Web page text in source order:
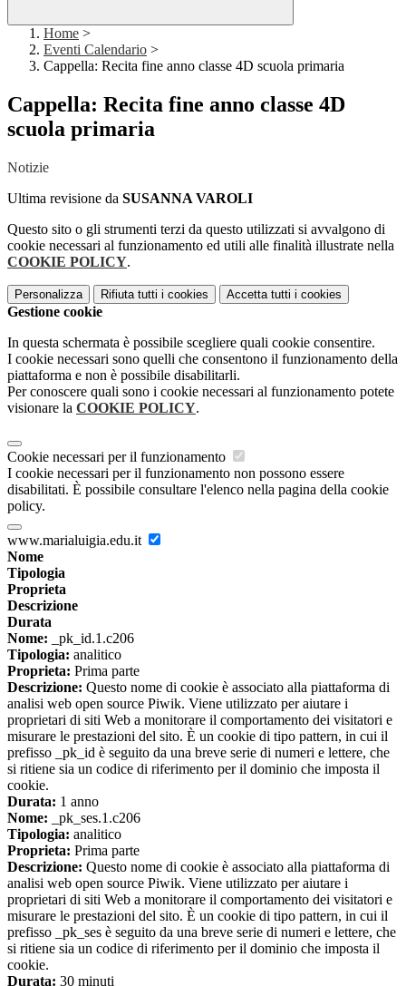
Home >
Eventi Calendario >
Cappella: Recita fine anno classe 4D scuola primaria
Cappella: Recita fine anno classe 4D
scuola primaria
Notizie
Ultima revisione da SUSANNA VAROLI
Questo sito o gli strumenti terzi da questo utilizzati si avvalgono di
cookie necessari al funzionamento ed utili alle finalità illustrate nella
COOKIE POLICY.
Personalizza Rifiuta tutti i cookies Accetta tutti i cookies
Gestione cookie
In questa schermata è possibile scegliere quali cookie consentire.
I cookie necessari sono quelli che consentono il funzionamento della
piattaforma e non è possibile disabilitarli.
Per conoscere quali sono i cookie necessari al funzionamento potete
visionare la COOKIE POLICY.
Cookie necessari per il funzionamento
I cookie necessari per il funzionamento non possono essere
disabilitati. È possibile consultare l'elenco nella pagina della cookie
policy.
www.marialuigia.edu.it
Nome
Tipologia
Proprieta
Descrizione
Durata
Nome: _pk_id.1.c206
Tipologia: analitico
Proprieta: Prima parte
Descrizione: Questo nome di cookie è associato alla piattaforma di
analisi web open source Piwik. Viene utilizzato per aiutare i
proprietari di siti Web a monitorare il comportamento dei visitatori e
misurare le prestazioni del sito. È un cookie di tipo pattern, in cui il
prefisso _pk_id è seguito da una breve serie di numeri e lettere, che
si ritiene sia un codice di riferimento per il dominio che imposta il
cookie.
Durata: 1 anno
Nome: _pk_ses.1.c206
Tipologia: analitico
Proprieta: Prima parte
Descrizione: Questo nome di cookie è associato alla piattaforma di
analisi web open source Piwik. Viene utilizzato per aiutare i
proprietari di siti Web a monitorare il comportamento dei visitatori e
misurare le prestazioni del sito. È un cookie di tipo pattern, in cui il
prefisso _pk_ses è seguito da una breve serie di numeri e lettere, che
si ritiene sia un codice di riferimento per il dominio che imposta il
cookie.
Durata: 30 minuti